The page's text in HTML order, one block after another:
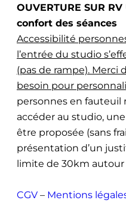
OUVERTURE SUR
confort des séances
Accessibilité
l’entrée du studio
(pas de rampe). Merci
besoin pour
personnes en fauteuil
accéder au studio,
être proposée (sans
présentation d’un
limite de 30km autour
CGV – Mentions